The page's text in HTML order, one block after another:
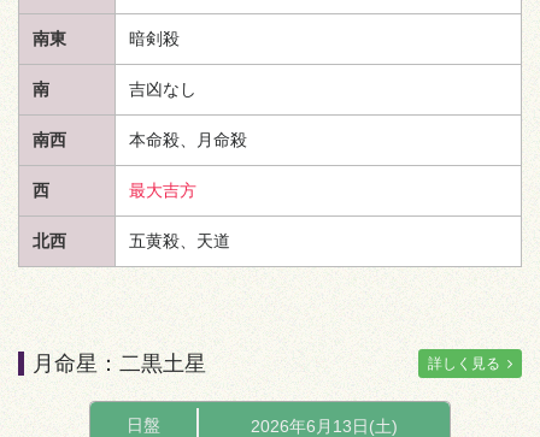
南東 暗剣殺
南 吉凶なし
南西 本命殺、月命殺
西 最大吉方
北西 五黄殺、 天道
月命星：二黒土星 詳しく見る
日盤 2026年6月13日(土)